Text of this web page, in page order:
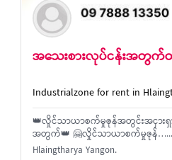
အသေးစားလုပ်ငန်းအတွ
Industrialzone for rent in
👑လှိုင်သာယာစက်မှုဇုန်အတွင်းအငှားရှာ
အတွက်👑 🤗လှိုင်သာယာစက်မှုဇုန်…...
Hlaingtharya Yangon.